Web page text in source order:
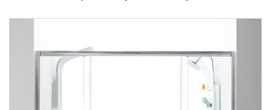
Душевые двери
Душевые уголки
Поддоны для душа